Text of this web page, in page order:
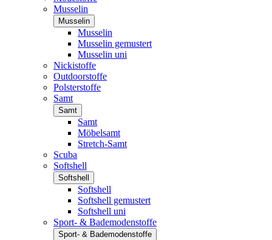
Musselin
Musselin
Musselin
Musselin gemustert
Musselin uni
Nickistoffe
Outdoorstoffe
Polsterstoffe
Samt
Samt
Samt
Möbelsamt
Stretch-Samt
Scuba
Softshell
Softshell
Softshell
Softshell gemustert
Softshell uni
Sport- & Bademodenstoffe
Sport- & Bademodenstoffe